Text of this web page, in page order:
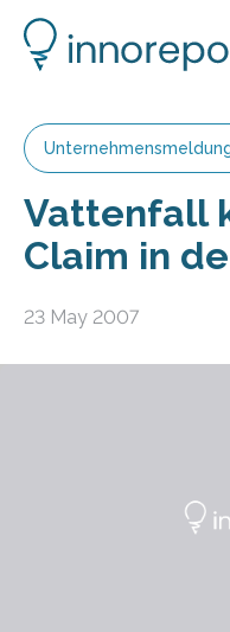
Vattenfall
Claim in
23 May 2007